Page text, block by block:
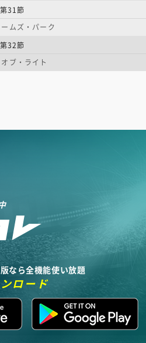
31節
ムズ・パーク
32節
ブ・ライト
なら全機能使い放題
ロード